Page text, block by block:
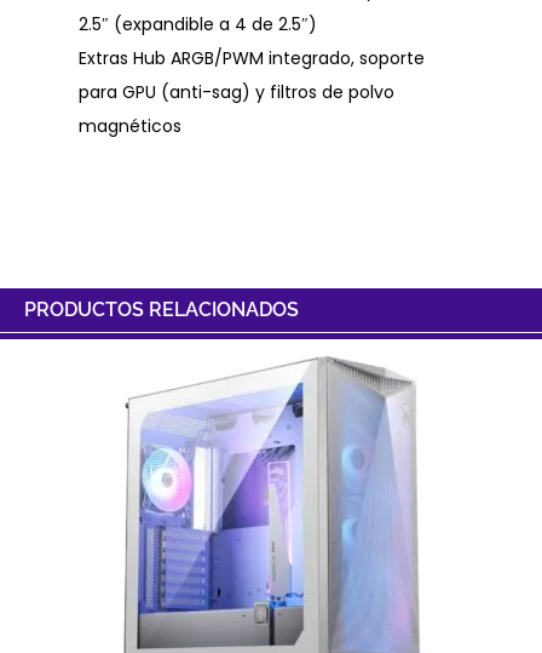
2.5″ (expandible a 4 de 2.5″)
Extras Hub ARGB/PWM integrado, soporte
para GPU (anti-sag) y filtros de polvo
magnéticos
PRODUCTOS RELACIONADOS